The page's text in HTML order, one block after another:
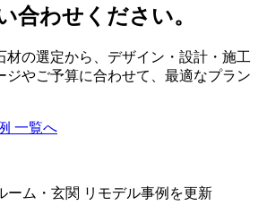
合わせください。
材の選定から、デザイン・設計・施工
ジやご予算に合わせて、最適なプラン
一覧へ
ーム・玄関 リモデル事例を更新